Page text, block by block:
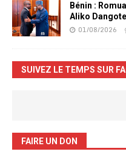
Bénin :
Aliko Dangote
01/08/2026
SUIVEZ LE TEMPS SUR
FAIRE UN DON